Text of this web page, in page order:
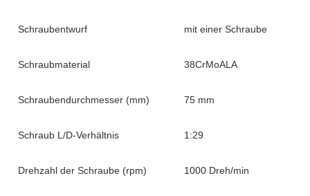
Schraubentwurf mit einer Schraube
Schraubmaterial 38CrMoALA
Schraubendurchmesser (mm) 75 mm
Schraub L/D-Verhältnis 1:29
Drehzahl der Schraube (rpm) 1000 Dreh/min